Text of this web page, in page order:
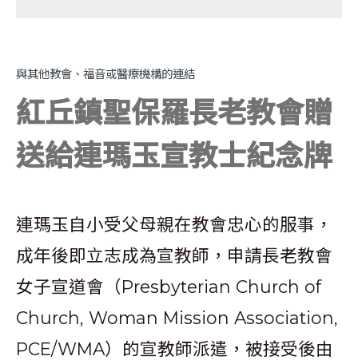
與其他教會、福音或醫療機構的連結
紅丘鎮聖保羅長老教會贈
送給連瑪玉宣教士紀念牌
連瑪玉自小受父母親在教會忠心的服事，
成年後即立志成為宣教師，申請長老教會
女子宣道會（Presbyterian Church of
Church, Woman Mission Association,
PCE/WMA）的宣教師派遣，被接受後由